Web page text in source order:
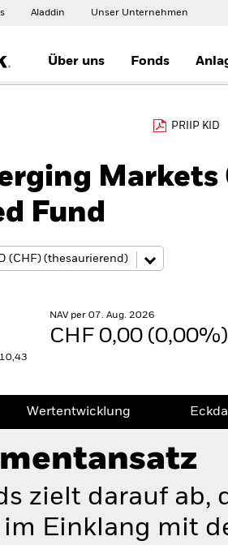
Aladdin Unser Unternehmen
Über uns Fonds
PRIIP KID
Fund
NAV per 07. Aug. 2026
CHF 0,00
Wertentwicklung
zielt darauf ab,
Einklang mit